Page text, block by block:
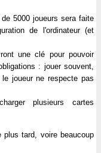
5000 joueurs sera faite
de l'ordinateur (et
une clé pour pouvoir
: jouer souvent,
joueur ne respecte pas
plusieurs cartes
tard, voire beaucoup